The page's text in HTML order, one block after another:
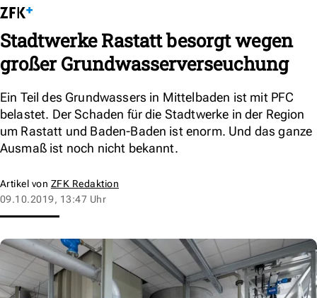
Stadtwerke Rastatt besorgt wegen
großer Grundwasserverseuchung
Ein Teil des Grundwassers in Mittelbaden ist mit PFC
belastet. Der Schaden für die Stadtwerke in der Region
um Rastatt und Baden-Baden ist enorm. Und das ganze
Ausmaß ist noch nicht bekannt.
Artikel von ZFK Redaktion
09.10.2019, 13:47 Uhr